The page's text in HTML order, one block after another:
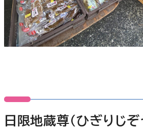
日限地蔵尊（ひぎりじぞ